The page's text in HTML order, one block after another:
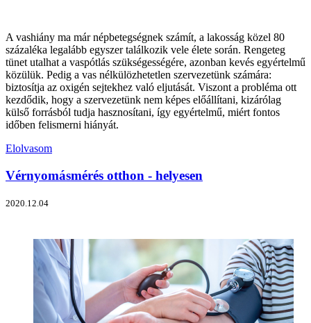
A vashiány ma már népbetegségnek számít, a lakosság közel 80
százaléka legalább egyszer találkozik vele élete során. Rengeteg
tünet utalhat a vaspótlás szükségességére, azonban kevés egyértelmű
közülük. Pedig a vas nélkülözhetetlen szervezetünk számára:
biztosítja az oxigén sejtekhez való eljutását. Viszont a probléma ott
kezdődik, hogy a szervezetünk nem képes előállítani, kizárólag
külső forrásból tudja hasznosítani, így egyértelmű, miért fontos
időben felismerni hiányát.
Elolvasom
Vérnyomásmérés otthon - helyesen
2020.12.04